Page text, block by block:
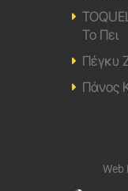
Το Πει
Πέγκυ
Πάνος
Web